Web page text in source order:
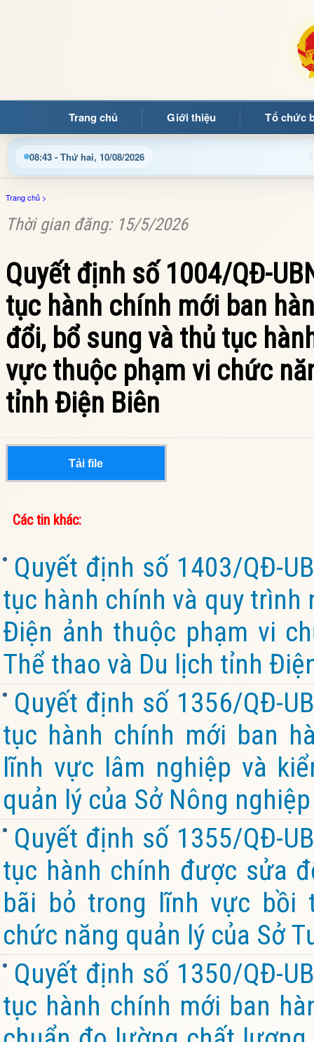
Trang chủ Giới thiệu Tổ chức
08:43 - Thứ hai, 10/08/2026
mừng quý bạn đọc đến với Trang thông tin điện tử xã Mường
Trang chủ >
Thời gian đăng: 15/5/2026
Quyết định số 1004/QĐ-
tục hành chính mới ban
đổi, bổ sung và thủ tục
vực thuộc phạm vi chức
tỉnh Điện Biên
Tải file
Các tin khác:
Quyết định số 1403/QĐ-
tục hành chính và quy
Điện ảnh thuộc phạm vi
Thể thao và Du lịch tỉnh
Quyết định số 1356/QĐ-
tục hành chính mới ban
lĩnh vực lâm nghiệp và
quản lý của Sở Nông
Quyết định số 1355/QĐ-
tục hành chính được sửa
bãi bỏ trong lĩnh vực bồi
chức năng quản lý của Sở
Quyết định số 1350/QĐ-
tục hành chính mới ban